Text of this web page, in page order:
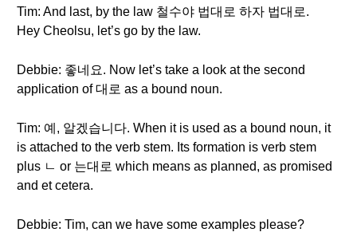
Tim: And last, by the law 철수야 법대로 하자 법대로.
Hey Cheolsu, let’s go by the law.
Debbie: 좋네요. Now let’s take a look at the second
application of 대로 as a bound noun.
Tim: 예, 알겠습니다. When it is used as a bound noun, it
is attached to the verb stem. Its formation is verb stem
plus ㄴ or 는대로 which means as planned, as promised
and et cetera.
Debbie: Tim, can we have some examples please?